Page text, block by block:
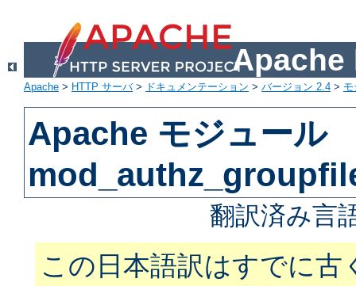
Apache
Apache > HTTP サーバ> ドキュメンテーション > バージョン 2.4 >
Apache モジュール
翻訳済み言
この日本語訳はすでに古